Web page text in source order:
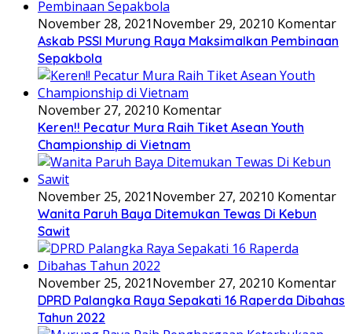
November 28, 2021November 29, 20210 Komentar
Askab PSSI Murung Raya Maksimalkan Pembinaan
Sepakbola
November 27, 20210 Komentar
Keren!! Pecatur Mura Raih Tiket Asean Youth
Championship di Vietnam
November 25, 2021November 27, 20210 Komentar
Wanita Paruh Baya Ditemukan Tewas Di Kebun
Sawit
November 25, 2021November 27, 20210 Komentar
DPRD Palangka Raya Sepakati 16 Raperda Dibahas
Tahun 2022